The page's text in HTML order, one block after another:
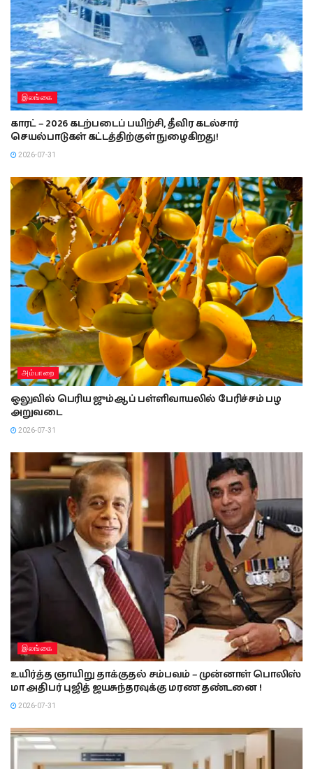
இலங்கை
காரட் – 2026 கடற்படைப் பயிற்சி, தீவிர கடல்சார்
செயல்பாடுகள் கட்டத்திற்குள் நுழைகிறது!
2026-07-31
அம்பாறை
ஒலுவில் பெரிய ஜும்ஆப் பள்ளிவாயலில் பேரிச்சம் பழ
அறுவடை
2026-07-31
இலங்கை
உயிர்த்த ஞாயிறு தாக்குதல் சம்பவம் – முன்னாள் பொலிஸ்
மா அதிபர் புஜித் ஜயசுந்தரவுக்கு மரண தண்டனை !
2026-07-31